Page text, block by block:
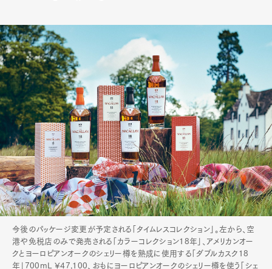
Art&DesignWatchFashion
Gourmet
Cars
ProductCultureLifestyle
今後のパッケージ変更が予定される「タイムレスコレクション」。左から、空
港や免税店のみで発売される「カラーコレクション18年」、アメリカンオー
クとヨーロピアンオークのシェリー樽を熟成に使用する「ダブルカスク18
年」700mL ¥47,100、おもにヨーロピアンオークのシェリー樽を使う「シェ